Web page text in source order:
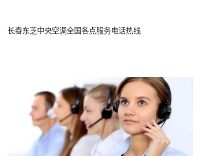
长春东芝中央空调全国各点服务电话热线